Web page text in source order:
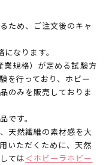
ため、ご注文後のキャ
なります。
業規格）が定める試験方
を行っており、ホビー
のみを販売しておりま
です。
天然繊維の素材感を大
いただくために、天然
ては＜ホビーラホビー